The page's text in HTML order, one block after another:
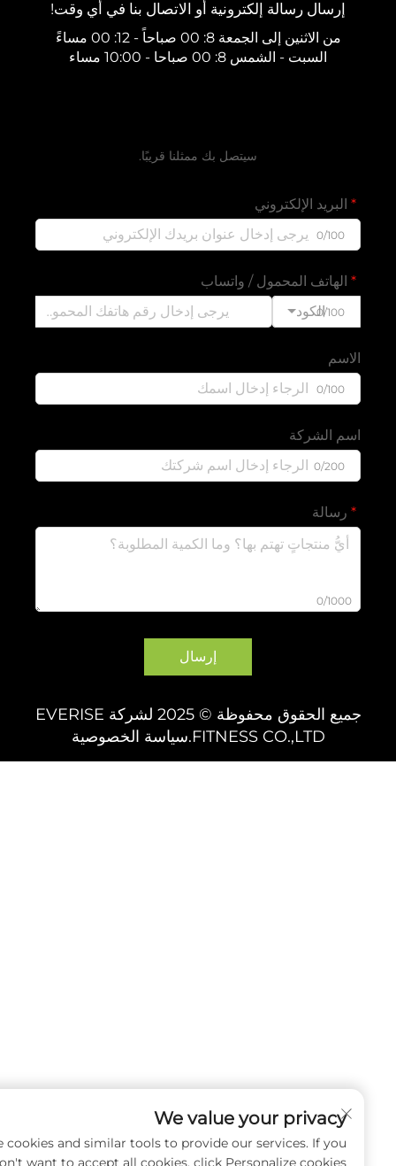
إرسال رسالة إلكترونية أو الاتصال بنا في أي وقت!
من الاثنين إلى الجمعة 8: 00 صباحاً - 12: 00 مساءً
السبت - الشمس 8: 00 صباحا - 10:00 مساء
سيتصل بك ممثلنا قريبًا.
البريد الإلكتروني
الهاتف المحمول / واتساب
الكود
اسم الشركة
رسالة
0/1000
إرسال
جميع الحقوق محفوظة © 2025 لشركة EVERISE
FITNESS CO.,LTD.سياسة الخصوصية
We value your privacy
use cookies and similar tools to provide our services. If you
don't want to accept all cookies, click Personalize cookies.